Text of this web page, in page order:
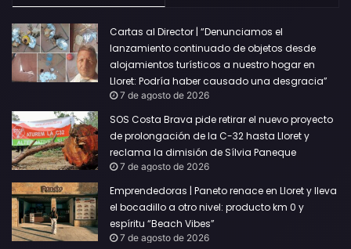
Cartas al Director | “Denunciamos el
lanzamiento continuado de objetos desde
alojamientos turísticos a nuestro hogar en
Lloret: Podría haber causado una desgracia”
7 de agosto de 2026
SOS Costa Brava pide retirar el nuevo proyecto
de prolongación de la C-32 hasta Lloret y
reclama la dimisión de Sílvia Paneque
7 de agosto de 2026
Emprendedoras | Paneto renace en Lloret y lleva
el bocadillo a otro nivel: producto km 0 y
espíritu “Beach Vibes”
7 de agosto de 2026